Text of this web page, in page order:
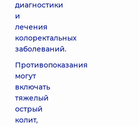
диагностики
и
лечения
колоректальных
заболеваний.
Противопоказания
могут
включать
тяжелый
острый
колит,